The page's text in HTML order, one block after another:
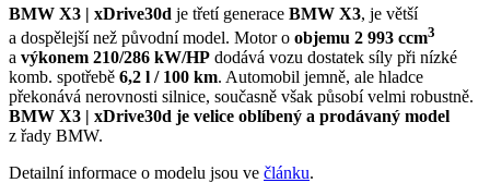
BMW X3 | xDrive30d je třetí generace BMW X3, je větší
a dospělejší než původní model. Motor o objemu 2 993 ccm3
a výkonem 210/286 kW/HP dodává vozu dostatek síly při nízké
komb. spotřebě 6,2 l / 100 km. Automobil jemně, ale hladce
překonává nerovnosti silnice, současně však působí velmi robustně.
BMW X3 | xDrive30d je velice oblíbený a prodávaný model
z řady BMW.
Detailní informace o modelu jsou ve článku.